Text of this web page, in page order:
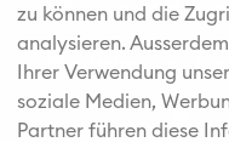
zu können und die
analysieren.
Ihrer Verwendung
soziale Medien,
Partner führen diese